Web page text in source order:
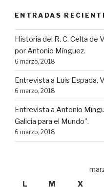
ENTRADAS
Historia del R. C. Celta de
por Antonio Mínguez.
6 marzo, 2018
Entrevista a Luis Espada,
6 marzo, 2018
Entrevista a Antonio
Galicia para el Mundo”.
6 marzo, 2018
L
M X